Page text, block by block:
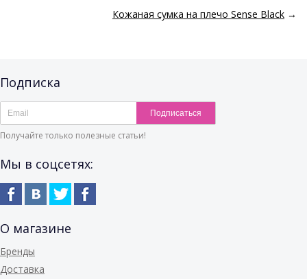
Кожаная сумка на плечо Sense Black →
Подписка
Подписаться
Получайте только полезные статьи!
Мы в соцсетях:
О магазине
Бренды
Доставка